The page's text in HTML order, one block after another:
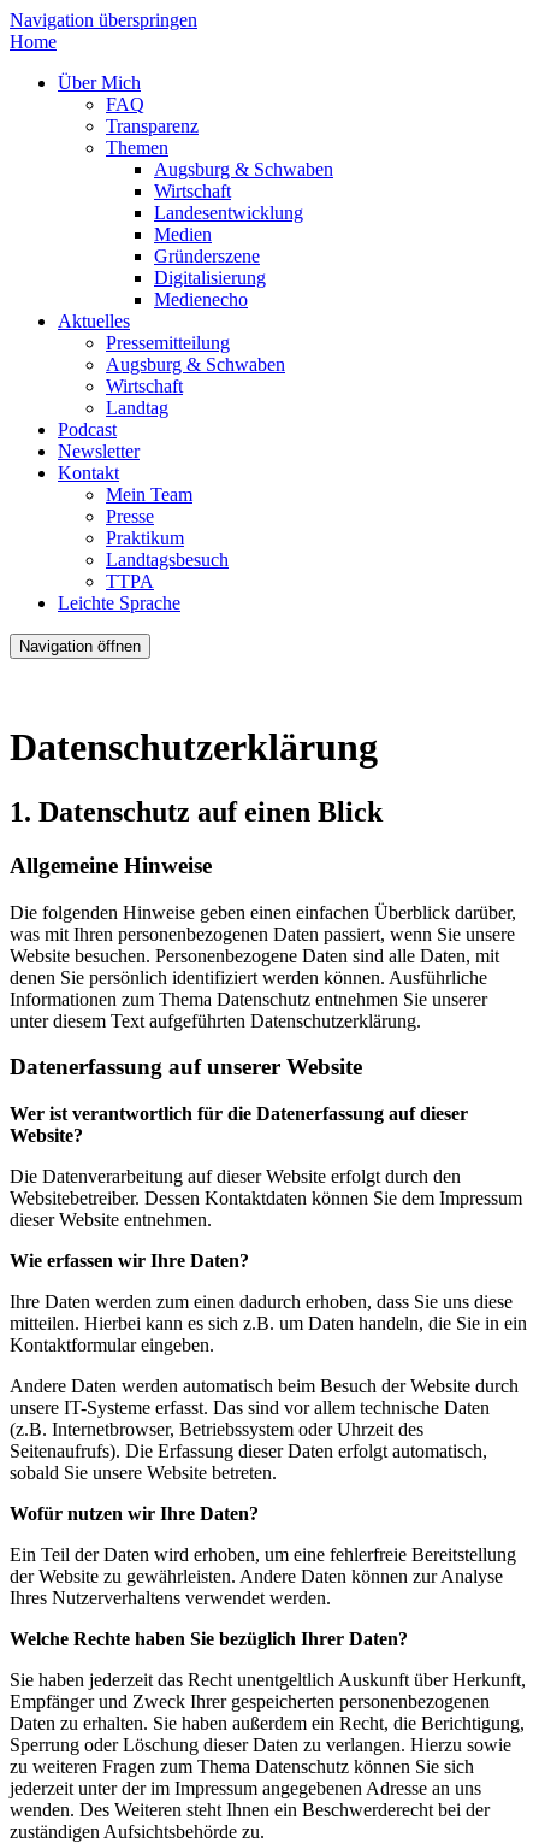
Navigation überspringen
Home
Über Mich
FAQ
Transparenz
Themen
Augsburg & Schwaben
Wirtschaft
Landesentwicklung
Medien
Gründerszene
Digitalisierung
Medienecho
Aktuelles
Pressemitteilung
Augsburg & Schwaben
Wirtschaft
Landtag
Podcast
Newsletter
Kontakt
Mein Team
Presse
Praktikum
Landtagsbesuch
TTPA
Leichte Sprache
Navigation öffnen
Datenschutzerklärung
1. Datenschutz auf einen Blick
Allgemeine Hinweise
Die folgenden Hinweise geben einen einfachen Überblick darüber,
was mit Ihren personenbezogenen Daten passiert, wenn Sie unsere
Website besuchen. Personenbezogene Daten sind alle Daten, mit
denen Sie persönlich identifiziert werden können. Ausführliche
Informationen zum Thema Datenschutz entnehmen Sie unserer
unter diesem Text aufgeführten Datenschutzerklärung.
Datenerfassung auf unserer Website
Wer ist verantwortlich für die Datenerfassung auf dieser
Website?
Die Datenverarbeitung auf dieser Website erfolgt durch den
Websitebetreiber. Dessen Kontaktdaten können Sie dem Impressum
dieser Website entnehmen.
Wie erfassen wir Ihre Daten?
Ihre Daten werden zum einen dadurch erhoben, dass Sie uns diese
mitteilen. Hierbei kann es sich z.B. um Daten handeln, die Sie in ein
Kontaktformular eingeben.
Andere Daten werden automatisch beim Besuch der Website durch
unsere IT-Systeme erfasst. Das sind vor allem technische Daten
(z.B. Internetbrowser, Betriebssystem oder Uhrzeit des
Seitenaufrufs). Die Erfassung dieser Daten erfolgt automatisch,
sobald Sie unsere Website betreten.
Wofür nutzen wir Ihre Daten?
Ein Teil der Daten wird erhoben, um eine fehlerfreie Bereitstellung
der Website zu gewährleisten. Andere Daten können zur Analyse
Ihres Nutzerverhaltens verwendet werden.
Welche Rechte haben Sie bezüglich Ihrer Daten?
Sie haben jederzeit das Recht unentgeltlich Auskunft über Herkunft,
Empfänger und Zweck Ihrer gespeicherten personenbezogenen
Daten zu erhalten. Sie haben außerdem ein Recht, die Berichtigung,
Sperrung oder Löschung dieser Daten zu verlangen. Hierzu sowie
zu weiteren Fragen zum Thema Datenschutz können Sie sich
jederzeit unter der im Impressum angegebenen Adresse an uns
wenden. Des Weiteren steht Ihnen ein Beschwerderecht bei der
zuständigen Aufsichtsbehörde zu.